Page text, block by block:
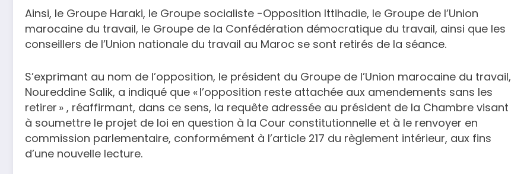
Ainsi, le Groupe Haraki, le Groupe socialiste -Opposition Ittihadie, le Groupe de l’Union
marocaine du travail, le Groupe de la Confédération démocratique du travail, ainsi que les
conseillers de l’Union nationale du travail au Maroc se sont retirés de la séance.
S’exprimant au nom de l’opposition, le président du Groupe de l’Union marocaine du travail,
Noureddine Salik, a indiqué que « l’opposition reste attachée aux amendements sans les
retirer » , réaffirmant, dans ce sens, la requête adressée au président de la Chambre visant
à soumettre le projet de loi en question à la Cour constitutionnelle et à le renvoyer en
commission parlementaire, conformément à l’article 217 du règlement intérieur, aux fins
d’une nouvelle lecture.